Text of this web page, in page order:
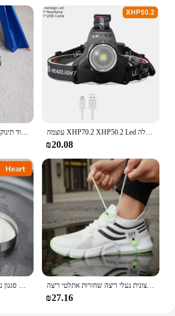
85*50cm תינוק קן מיטה עם כרית עריסה ניידת נסיעות מיטת תינוק פעוט כותנה ערש עבור יילוד תינוק מיטת עריסה פגוש עוצמה XHP70.2 XHP50.2 Led פנס פנס זום ראש מנורת פנס לפיד 18650 סוללה USB נטענת דיג פנס
₪20.08
5 סגנון נירוסטה מטוגן ביצת הפנקייק Shaper מטבח אביזרי גאדג 'ט טבעות חביתת עובש עובש טיגון ביצת בישול כלים נעלי ספורט מזדמנים נעלי ספורט נעלי ספורט קלות קלות משקל נעלי ספורט רשת חיצונית נעלי ריצה שחורות אתלטי ריצה
₪27.16